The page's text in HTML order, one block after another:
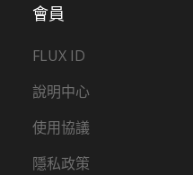
會員
FLUX ID
說明中心
使用協議
隱私政策